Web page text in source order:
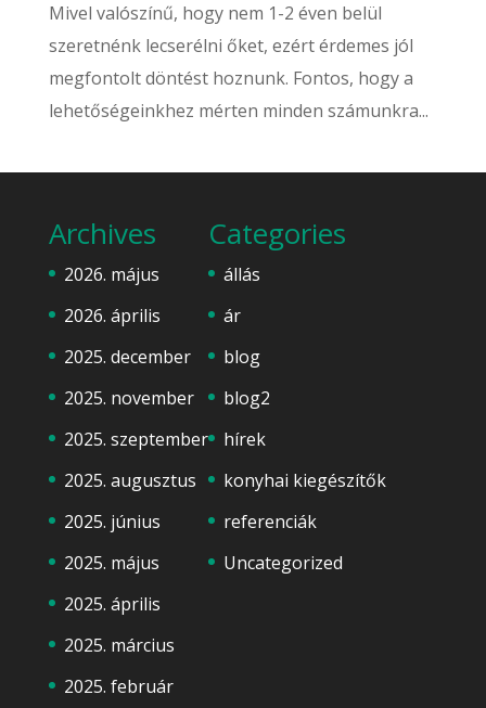
Mivel valószínű, hogy nem 1-2 éven belül
szeretnénk lecserélni őket, ezért érdemes jól
megfontolt döntést hoznunk. Fontos, hogy a
lehetőségeinkhez mérten minden számunkra...
Archives
2026. május
2026. április
2025. december
2025. november
2025. szeptember
2025. augusztus
2025. június
2025. május
2025. április
2025. március
2025. február
Categories
állás
ár
blog
blog2
hírek
konyhai kiegészítők
referenciák
Uncategorized